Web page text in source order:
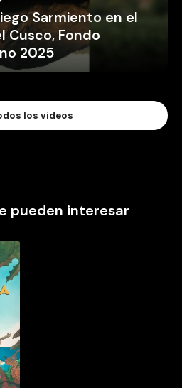
Sarmiento en el
Cusco, Fondo
2025
los videos
pueden interesar